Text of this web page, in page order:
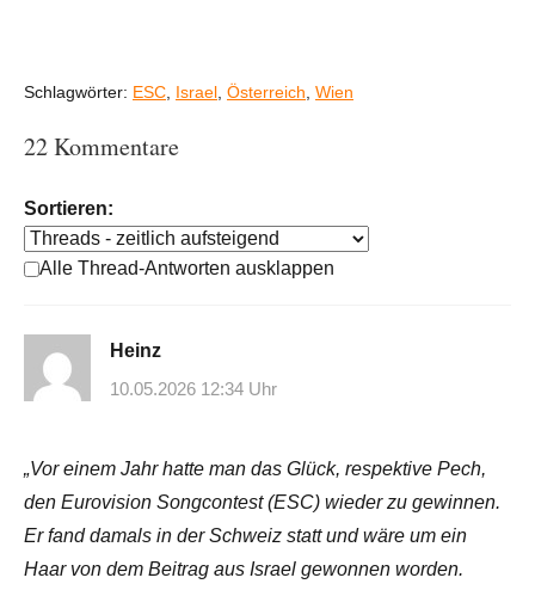
Schlagwörter: ESC, Israel, Österreich, Wien
22 Kommentare
Sortieren:
Alle Thread-Antworten ausklappen
Heinz
10.05.2026 12:34 Uhr
„Vor einem Jahr hatte man das Glück, respektive Pech,
den Eurovision Songcontest (ESC) wieder zu gewinnen.
Er fand damals in der Schweiz statt und wäre um ein
Haar von dem Beitrag aus Israel gewonnen worden.